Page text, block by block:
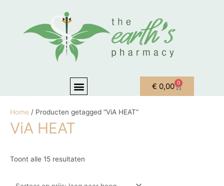
Menu € 0,00 0
Winkelwagen
Home / Producten getagged “ViA HEAT”
ViA HEAT
Toont alle 15 resultaten